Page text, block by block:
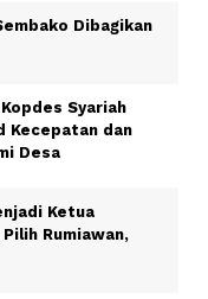
Dibagikan
Syariah
Kecepatan dan
Desa
Ketua
Rumiawan,